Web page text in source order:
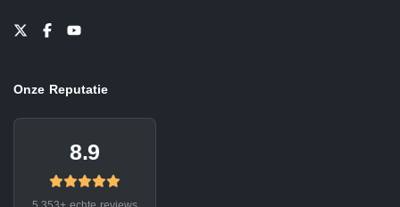
Onze Reputatie
8.9